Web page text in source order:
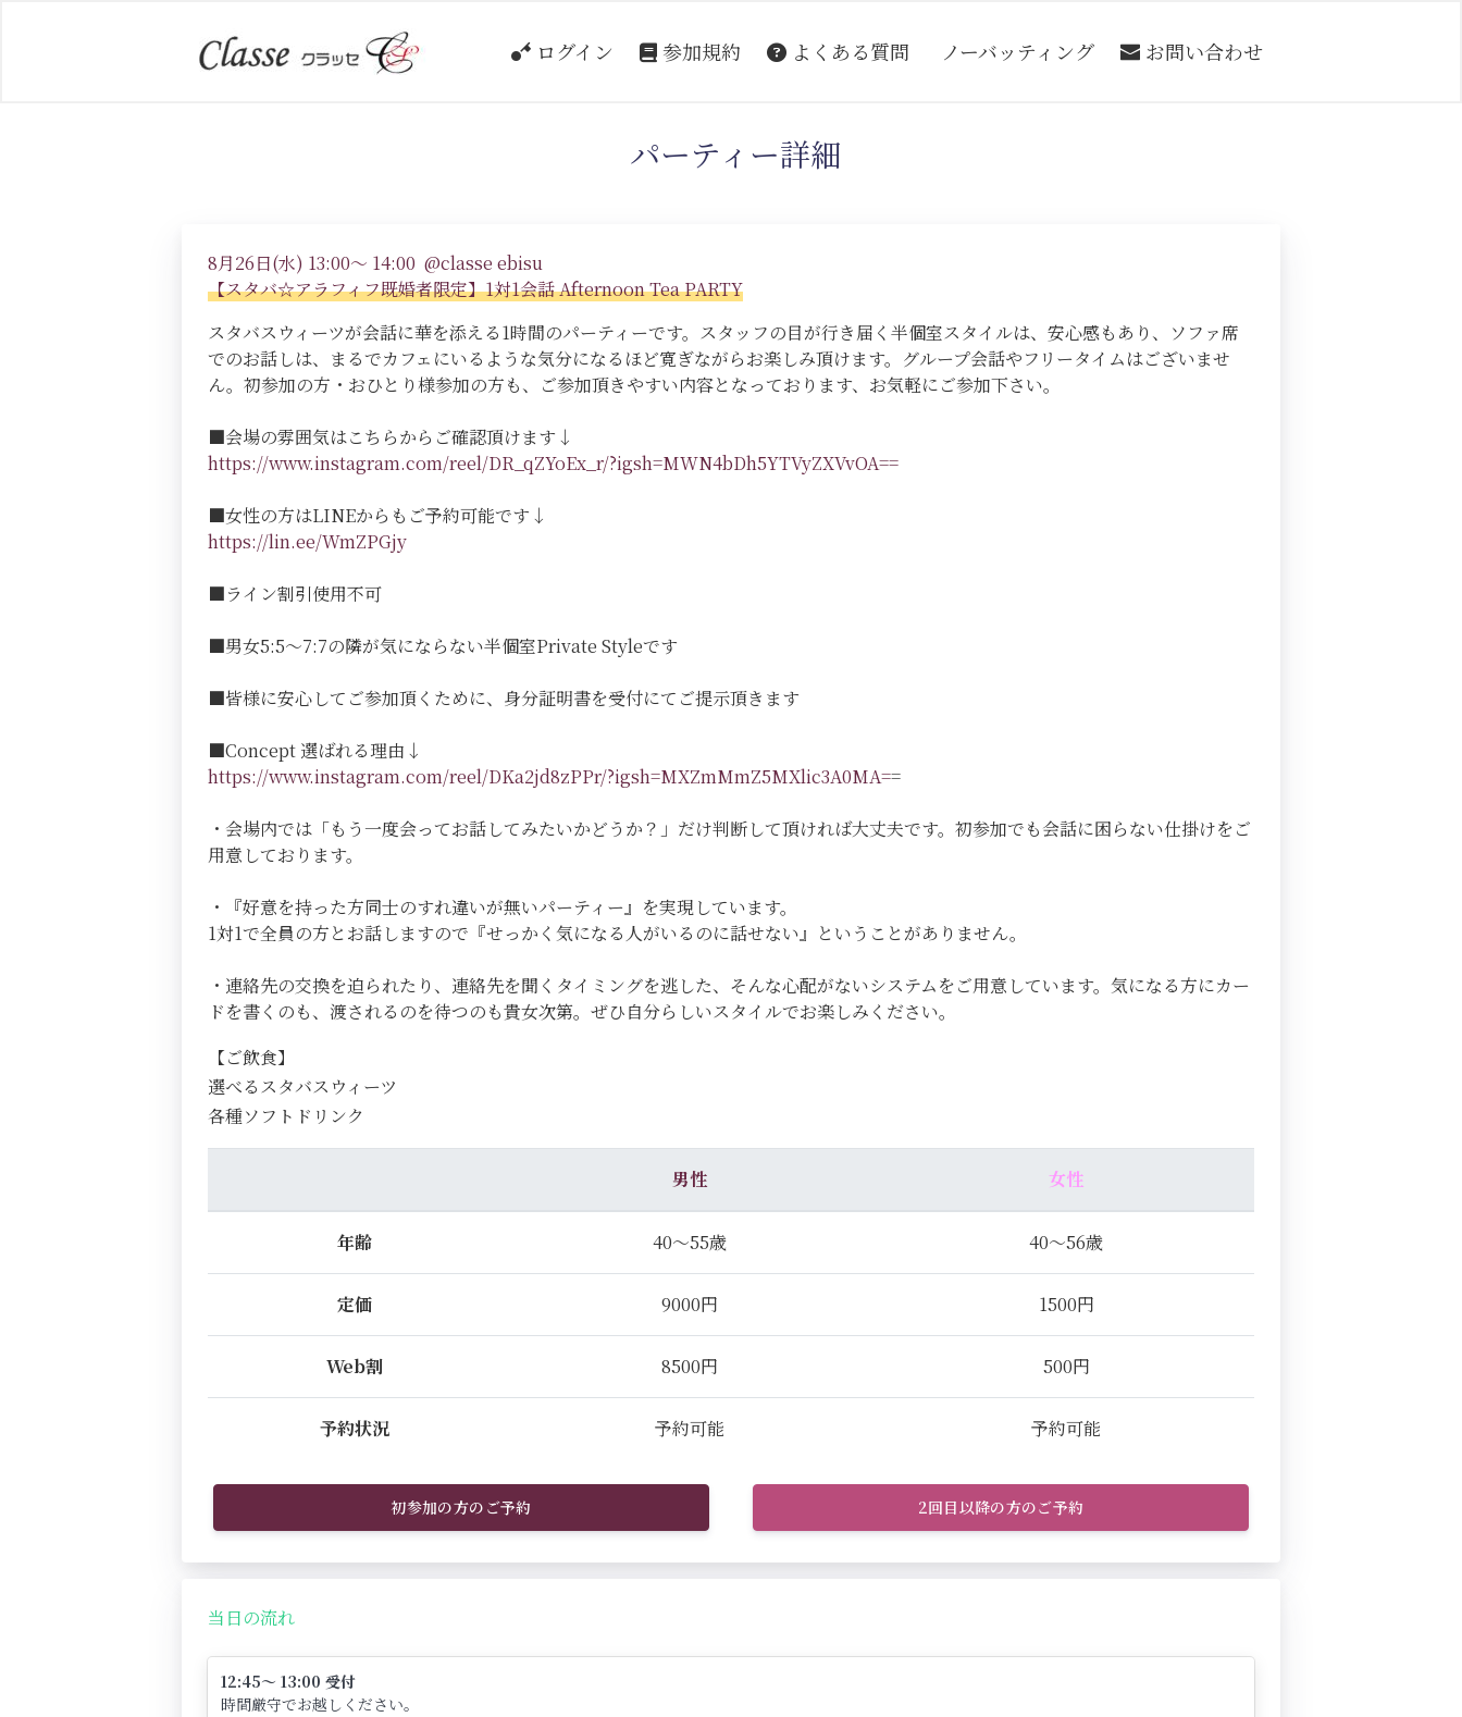
ログイン 参加規約 よくある質問 ノーバッティング お問い合わせ
パーティー詳細
8月26日(水) 13:00～ 14:00 @classe ebisu
【スタバ☆アラフィフ既婚者限定】1対1会話 Afternoon Tea PARTY
スタバスウィーツが会話に華を添える1時間のパーティーです。スタッフの目が行き届く半個室スタイルは、安心感もあり、ソファ席
でのお話しは、まるでカフェにいるような気分になるほど寛ぎながらお楽しみ頂けます。グループ会話やフリータイムはございませ
ん。初参加の方・おひとり様参加の方も、ご参加頂きやすい内容となっております、お気軽にご参加下さい。
■会場の雰囲気はこちらからご確認頂けます↓
https://www.instagram.com/reel/DR_qZYoEx_r/?igsh=MWN4bDh5YTVyZXVvOA==
■女性の方はLINEからもご予約可能です↓
https://lin.ee/WmZPGjy
■ライン割引使用不可
■男女5:5～7:7の隣が気にならない半個室Private Styleです
■皆様に安心してご参加頂くために、身分証明書を受付にてご提示頂きます
■Concept 選ばれる理由↓
https://www.instagram.com/reel/DKa2jd8zPPr/?igsh=MXZmMmZ5MXlic3A0MA==
・会場内では「もう一度会ってお話してみたいかどうか？」だけ判断して頂ければ大丈夫です。初参加でも会話に困らない仕掛けをご
用意しております。
・『好意を持った方同士のすれ違いが無いパーティー』を実現しています。
1対1で全員の方とお話しますので『せっかく気になる人がいるのに話せない』ということがありません。
・連絡先の交換を迫られたり、連絡先を聞くタイミングを逃した、そんな心配がないシステムをご用意しています。気になる方にカー
ドを書くのも、渡されるのを待つのも貴女次第。ぜひ自分らしいスタイルでお楽しみください。
【ご飲食】
選べるスタバスウィーツ
各種ソフトドリンク
男性 女性
年齢 40～55歳 40～56歳
定価 9000円 1500円
Web割 8500円 500円
予約状況 予約可能 予約可能
初参加の方のご予約 2回目以降の方のご予約
当日の流れ
12:45～ 13:00 受付
時間厳守でお越しください。